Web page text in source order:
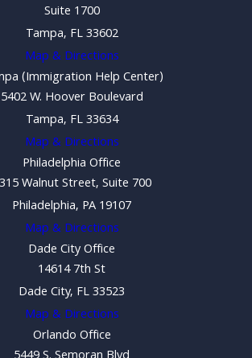
Suite 1700
Tampa, FL 33602
Map & Directions
(Immigration Help Center)
5402 W. Hoover Boulevard
Tampa, FL 33634
Map & Directions
Philadelphia Office
Walnut Street, Suite 700
Philadelphia, PA 19107
Map & Directions
Dade City Office
14614 7th St
Dade City, FL 33523
Map & Directions
Orlando Office